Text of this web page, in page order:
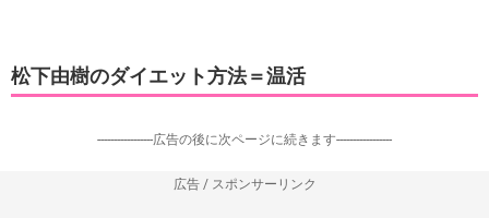
松下由樹のダイエット方法＝温活
-----------------広告の後に次ページに続きます-----------------
広告 / スポンサーリンク